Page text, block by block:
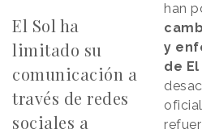
El Sol ha
limitado su
comunicación a
través de redes
sociales a
han
y
de El